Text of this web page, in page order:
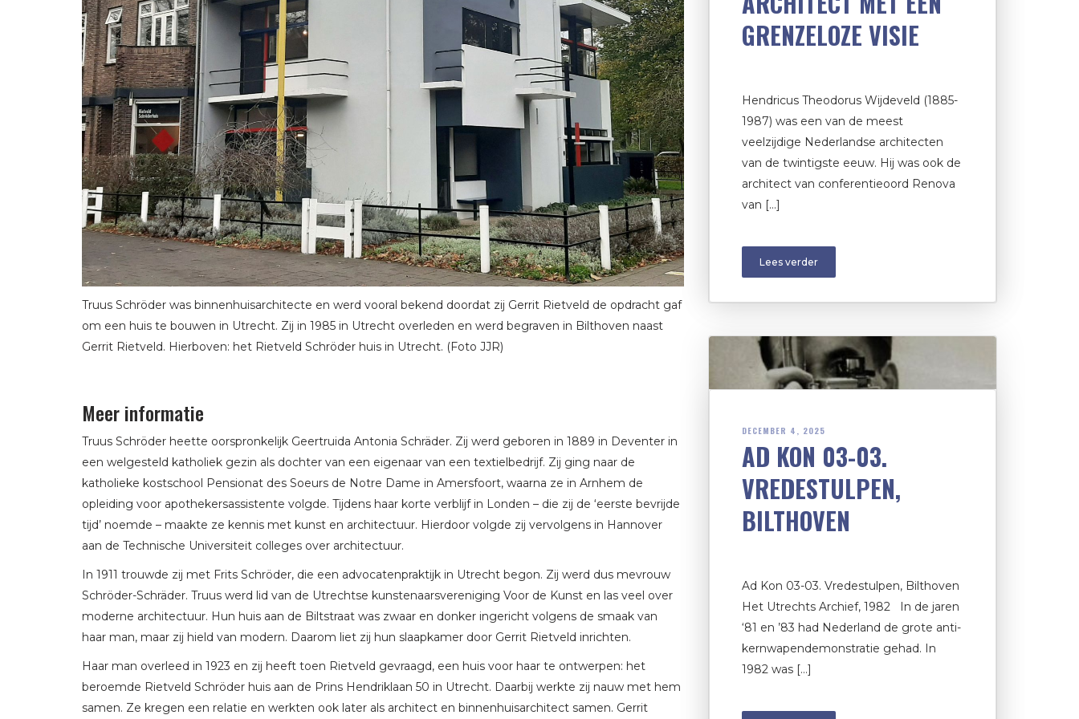
Truus Schröder was binnenhuisarchitecte en werd vooral bekend doordat zij Gerrit Rietveld de opdracht gaf
om een huis te bouwen in Utrecht. Zij in 1985 in Utrecht overleden en werd begraven in Bilthoven naast
Gerrit Rietveld. Hierboven: het Rietveld Schröder huis in Utrecht. (Foto JJR)
Meer informatie
Truus Schröder heette oorspronkelijk Geertruida Antonia Schräder. Zij werd geboren in 1889 in Deventer in
een welgesteld katholiek gezin als dochter van een eigenaar van een textielbedrijf. Zij ging naar de
katholieke kostschool Pensionat des Soeurs de Notre Dame in Amersfoort, waarna ze in Arnhem de
opleiding voor apothekersassistente volgde. Tijdens haar korte verblijf in Londen – die zij de ‘eerste bevrijde
tijd’ noemde – maakte ze kennis met kunst en architectuur. Hierdoor volgde zij vervolgens in Hannover
aan de Technische Universiteit colleges over architectuur.
In 1911 trouwde zij met Frits Schröder, die een advocatenpraktijk in Utrecht begon. Zij werd dus mevrouw
Schröder-Schräder. Truus werd lid van de Utrechtse kunstenaarsvereniging Voor de Kunst en las veel over
moderne architectuur. Hun huis aan de Biltstraat was zwaar en donker ingericht volgens de smaak van
haar man, maar zij hield van modern. Daarom liet zij hun slaapkamer door Gerrit Rietveld inrichten.
Haar man overleed in 1923 en zij heeft toen Rietveld gevraagd, een huis voor haar te ontwerpen: het
beroemde Rietveld Schröder huis aan de Prins Hendriklaan 50 in Utrecht. Daarbij werkte zij nauw met hem
samen. Ze kregen een relatie en werkten ook later als architect en binnenhuisarchitect samen. Gerrit
GRENZELOZE VISIE
Hendricus Theodorus Wijdeveld (1885-
1987) was een van de meest
veelzijdige Nederlandse architecten
van de twintigste eeuw. Hij was ook de
architect van conferentieoord Renova
van […]
Lees verder
DECEMBER 4, 2025
AD KON 03-03.
VREDESTULPEN,
BILTHOVEN
Ad Kon 03-03. Vredestulpen, Bilthoven
Het Utrechts Archief, 1982 In de jaren
‘81 en ’83 had Nederland de grote anti-
kernwapendemonstratie gehad. In
1982 was […]